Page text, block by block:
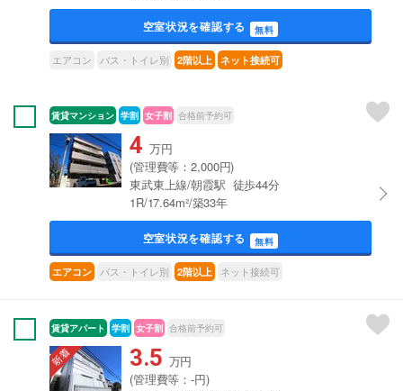
空室状況を確認する 無料
エアコン バス・トイレ別 2階以上 ネット接続可
賃貸マンション 学割 女子割 合格前予約可
4 万円
(管理費等：2,000円)
東武東上線/朝霞駅 徒歩44分
1R/17.64m²/築33年
空室状況を確認する 無料
エアコン バス・トイレ別 2階以上 ネット接続可
賃貸アパート 学割 女子割 合格前予約可
3.5 万円
(管理費等：-円)